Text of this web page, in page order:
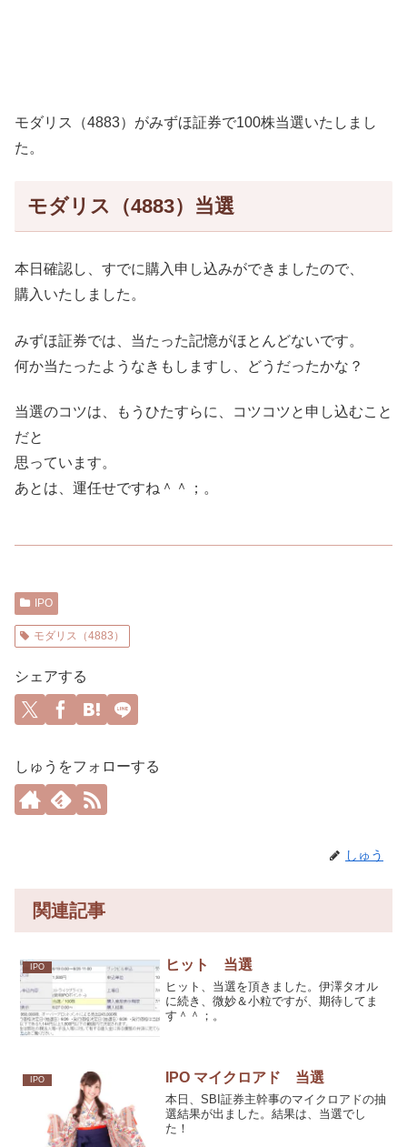
モダリス（4883）がみずほ証券で100株当選いたしまし
た。
モダリス（4883）当選
本日確認し、すでに購入申し込みができましたので、
購入いたしました。
みずほ証券では、当たった記憶がほとんどないです。
何か当たったようなきもしますし、どうだったかな？
当選のコツは、もうひたすらに、コツコツと申し込むこと
だと
思っています。
あとは、運任せですね＾＾；。
IPO
モダリス（4883）
シェアする
しゅうをフォローする
しゅう
関連記事
IPO ヒット 当選
ヒット、当選を頂きました。伊澤タオル
に続き、微妙＆小粒ですが、期待してま
す＾＾；。
IPO IPO マイクロアド 当選
本日、SBI証券主幹事のマイクロアドの抽
選結果が出ました。結果は、当選でし
た！